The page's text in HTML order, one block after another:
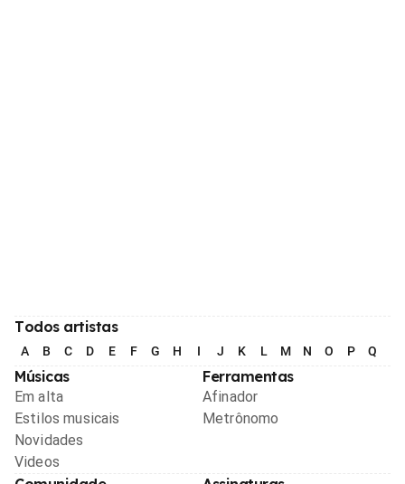
Todos artistas
A B C D E F G H I J K L M N O P Q
Músicas
Em alta
Estilos musicais
Novidades
Videos
Ferramentas
Afinador
Metrônomo